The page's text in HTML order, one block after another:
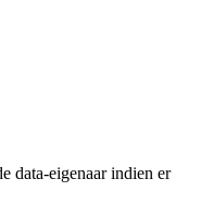
data-eigenaar indien er